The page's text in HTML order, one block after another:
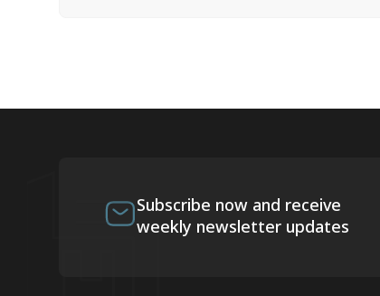
Subscribe now and receive
weekly newsletter updates